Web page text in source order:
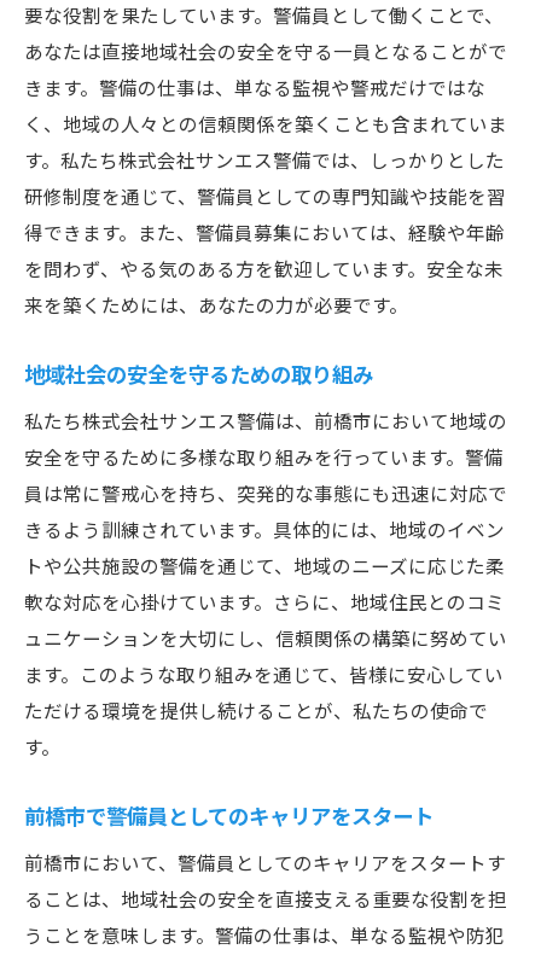
キャリアアップのためのサポート体制
警備の仕事がもたらすやりがい
地域の安全を守るための具体的な活動
初心者も歓迎前橋市で始める警備の仕事充実の
研修制度
未経験者でも安心の研修制度
警備員としての基本スキル習得
研修プログラムの内容と特徴
新人警備員のサポート体制
ステップアップのための研修制度
前橋市の安心を守る株式会社サンエス警備でや
りがいと誇りを感じよう
やりがいを感じる警備の仕事
誇りを持てる職場環境
地域の信頼を築くための活動
警備員の一日とその役割
地域社会への貢献とその意義
地域社会の安全を支える前橋市の警備員募集魅
地域社会を支える警備の役割
サンエス警備の魅力的な働き方
要な役割を果たしています。警備員として働くことで、
あなたは直接地域社会の安全を守る一員となることがで
きます。警備の仕事は、単なる監視や警戒だけではな
く、地域の人々との信頼関係を築くことも含まれていま
す。私たち株式会社サンエス警備では、しっかりとした
研修制度を通じて、警備員としての専門知識や技能を習
得できます。また、警備員募集においては、経験や年齢
を問わず、やる気のある方を歓迎しています。安全な未
来を築くためには、あなたの力が必要です。
地域社会の安全を守るための取り組み
私たち株式会社サンエス警備は、前橋市において地域の
安全を守るために多様な取り組みを行っています。警備
員は常に警戒心を持ち、突発的な事態にも迅速に対応で
きるよう訓練されています。具体的には、地域のイベン
トや公共施設の警備を通じて、地域のニーズに応じた柔
軟な対応を心掛けています。さらに、地域住民とのコミ
ュニケーションを大切にし、信頼関係の構築に努めてい
ます。このような取り組みを通じて、皆様に安心してい
ただける環境を提供し続けることが、私たちの使命で
す。
前橋市で警備員としてのキャリアをスタート
前橋市において、警備員としてのキャリアをスタートす
ることは、地域社会の安全を直接支える重要な役割を担
うことを意味します。警備の仕事は、単なる監視や防犯